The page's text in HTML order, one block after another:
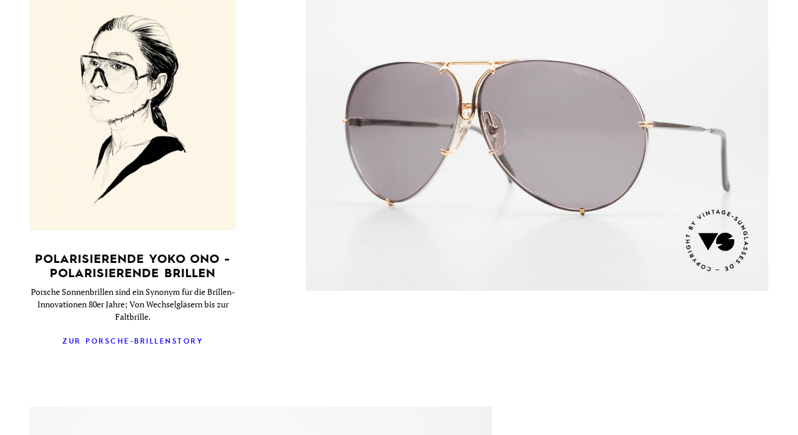
POLARISIERENDE YOKO ONO -
POLARISIERENDE BRILLEN
Porsche Sonnenbrillen sind ein Synonym für die Brillen-
Innovationen 80er Jahre; Von Wechselgläsern bis zur
Faltbrille.
ZUR PORSCHE-BRILLENSTORY